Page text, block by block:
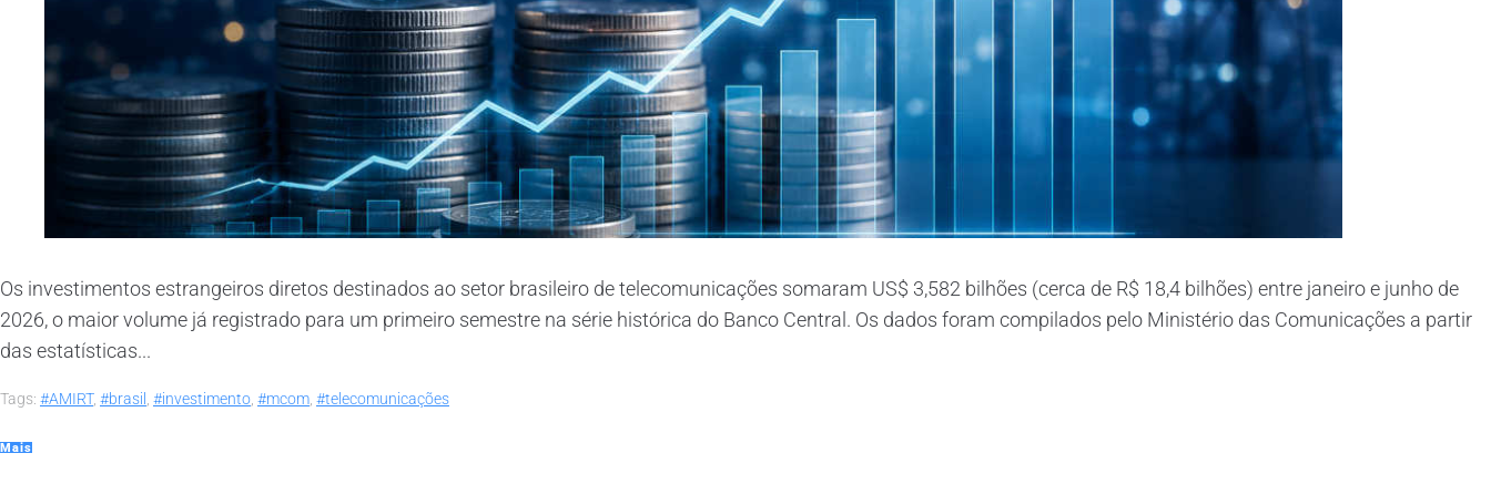
Os investimentos estrangeiros diretos destinados ao setor brasileiro de telecomunicações somaram US$ 3,582 bilhões (cerca de R$ 18,4 bilhões) entre janeiro e junho de
2026, o maior volume já registrado para um primeiro semestre na série histórica do Banco Central. Os dados foram compilados pelo Ministério das Comunicações a partir
das estatísticas...
Tags: #AMIRT, #brasil #investimento #mcom #telecomunicações
Mais